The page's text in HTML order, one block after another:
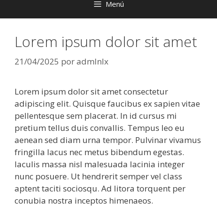
Menú
Lorem ipsum dolor sit amet
21/04/2025 poradmlnlx
Lorem ipsum dolor sit amet consectetur
adipiscing elit. Quisque faucibus ex sapien vitae
pellentesque sem placerat. In id cursus mi
pretium tellus duis convallis. Tempus leo eu
aenean sed diam urna tempor. Pulvinar vivamus
fringilla lacus nec metus bibendum egestas.
Iaculis massa nisl malesuada lacinia integer
nunc posuere. Ut hendrerit semper vel class
aptent taciti sociosqu. Ad litora torquent per
conubia nostra inceptos himenaeos.